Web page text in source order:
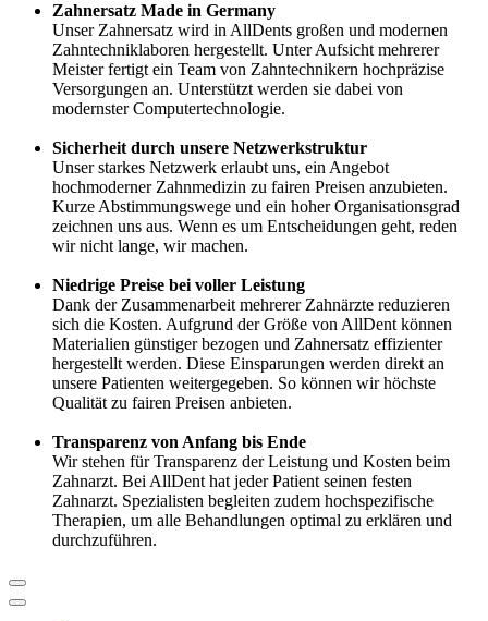
Zahnersatz Made in Germany
Unser Zahnersatz wird in AllDents großen und modernen
Zahntechniklaboren hergestellt. Unter Aufsicht mehrerer
Meister fertigt ein Team von Zahntechnikern hochpräzise
Versorgungen an. Unterstützt werden sie dabei von
modernster Computertechnologie.
Sicherheit durch unsere Netzwerkstruktur
Unser starkes Netzwerk erlaubt uns, ein Angebot
hochmoderner Zahnmedizin zu fairen Preisen anzubieten.
Kurze Abstimmungswege und ein hoher Organisationsgrad
zeichnen uns aus. Wenn es um Entscheidungen geht, reden
wir nicht lange, wir machen.
Niedrige Preise bei voller Leistung
Dank der Zusammenarbeit mehrerer Zahnärzte reduzieren
sich die Kosten. Aufgrund der Größe von AllDent können
Materialien günstiger bezogen und Zahnersatz effizienter
hergestellt werden. Diese Einsparungen werden direkt an
unsere Patienten weitergegeben. So können wir höchste
Qualität zu fairen Preisen anbieten.
Transparenz von Anfang bis Ende
Wir stehen für Transparenz der Leistung und Kosten beim
Zahnarzt. Bei AllDent hat jeder Patient seinen festen
Zahnarzt. Spezialisten begleiten zudem hochspezifische
Therapien, um alle Behandlungen optimal zu erklären und
durchzuführen.